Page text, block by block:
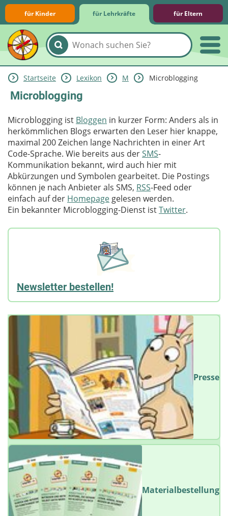
für Kinder für Lehrkräfte für Eltern
Lernmodule
Unterrichts­materialien
Internet-ABC-Schule
Praxishilfen
Aktuelles
Startseite Lexikon M Microblogging
Microblogging
Microblogging ist Bloggen in kurzer Form: Anders als in
herkömmlichen Blogs erwarten den Leser hier knappe,
maximal 200 Zeichen lange Nachrichten in einer Art
Code-Sprache. Wie bereits aus derSMS-
Kommunikation bekannt, wird auch hier mit
Abkürzungen und Symbolen gearbeitet. Die Postings
können je nach Anbieter als SMS, RSS-Feed oder
einfach auf der Homepagegelesen werden.
Ein bekannter Microblogging-Dienst istTwitter.
Newsletter bestellen!
Presse
Materialbestellung